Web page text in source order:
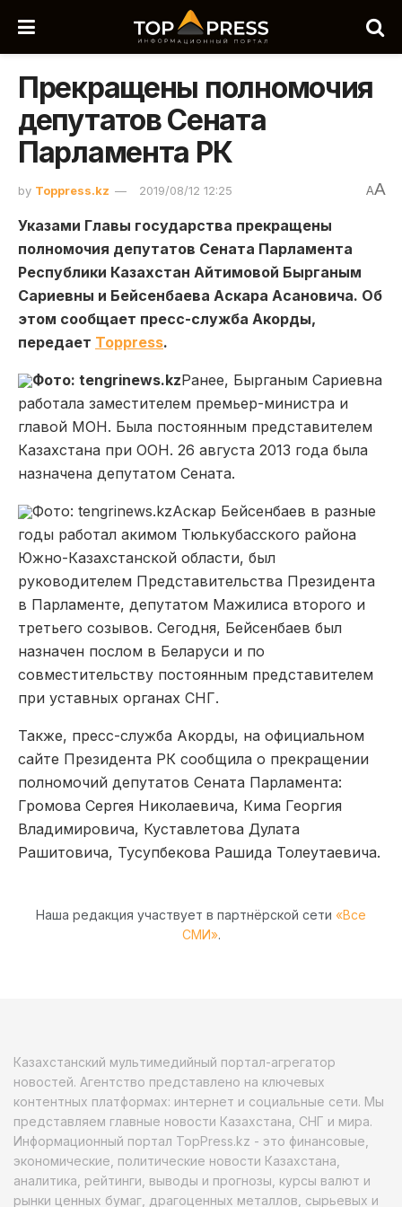
Прекращены полномочия
депутатов Сената
Парламента РК
by Toppress.kz 2019/08/12 12:25 AA
Указами Главы государства прекращены
полномочия депутатов Сената Парламента
Республики Казахстан Айтимовой Бырганым
Сариевны и Бейсенбаева Аскара Асановича. Об
этом сообщает пресс-служба Акорды,
передает Toppress.
Фото: tengrinews.kzРанее, Бырганым Сариевна
работала заместителем премьер-министра и
главой МОН. Была постоянным представителем
Казахстана при ООН. 26 августа 2013 года была
назначена депутатом Сената.
Фото: tengrinews.kzАскар Бейсенбаев в разные
годы работал акимом Тюлькубасского района
Южно-Казахстанской области, был
руководителем Представительства Президента
в Парламенте, депутатом Мажилиса второго и
третьего созывов. Сегодня, Бейсенбаев был
назначен послом в Беларуси и по
совместительству постоянным представителем
при уставных органах СНГ.
Также, пресс-служба Акорды, на официальном
сайте Президента РК сообщила о прекращении
полномочий депутатов Сената Парламента:
Громова Сергея Николаевича, Кима Георгия
Владимировича, Куставлетова Дулата
Рашитовича, Тусупбекова Рашида Толеутаевича.
Наша редакция участвует в партнёрской сети «Все
СМИ».
Казахстанский мультимедийный портал-агрегатор
новостей. Агентство представлено на ключевых
контентных платформах: интернет и социальные сети. Мы
представляем главные новости Казахстана, СНГ и мира.
Информационный портал TopPress.kz - это финансовые,
экономические, политические новости Казахстана,
аналитика, рейтинги, выводы и прогнозы, курсы валют и
рынки ценных бумаг, драгоценных металлов, сырьевых и